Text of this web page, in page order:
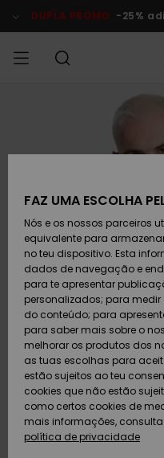
do
DUPLA PROMO -25%
MENINO
MULHER
SURF
SNOW
DUPLA
PROMO
AJUDA
SUSTAINABILITY
FAZ UMA ESCOLHA
Nós e os nossos parceiros
equivalente para
no teu dispositivo. Esta
dados de navegação e
para te apresentar
personalizados; para
do conteúdo; para
para saber mais sobre o
melhorar os produtos dos
as tuas escolhas para
estão sujeitos ao teu
cookies que não estão
como certos cookies de
mais informações,
política de privacidade